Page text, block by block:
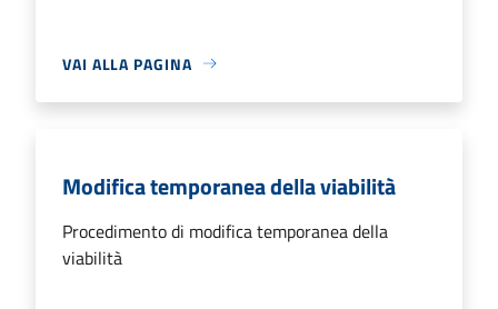
VAI ALLA PAGINA
Modifica temporanea della viabilità
Procedimento di modifica temporanea della
viabilità